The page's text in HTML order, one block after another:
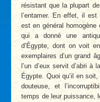
résistant que la plupart
l’entamer. En effet, il
est en général
qui a donné une
d’Égypte, dont on voit
exemplaires d’un grand
l’un d’eux servit d’abri
Égypte. Quoi qu’il en
douteuse, et
temps de leur puissance,